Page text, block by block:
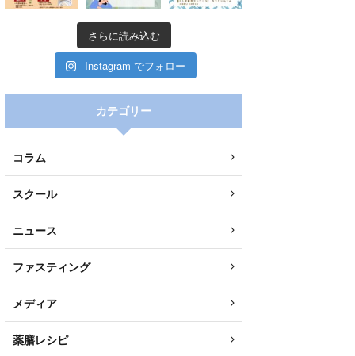
0
さらに読み込む
Instagram でフォロー
カテゴリー
コラム
スクール
ニュース
ファスティング
メディア
薬膳レシピ